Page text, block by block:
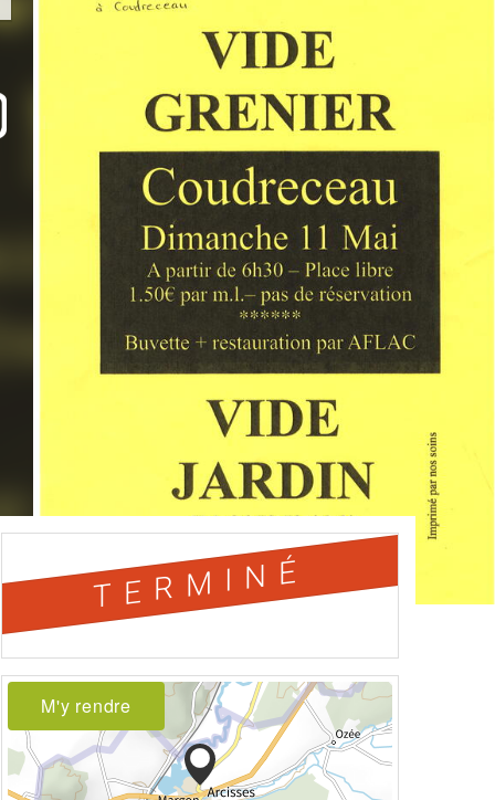
TERMINÉ
M'y rendre